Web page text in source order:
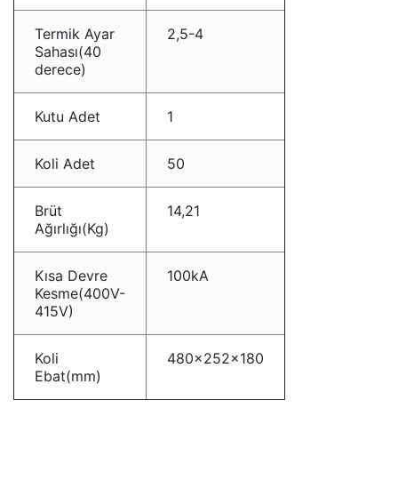
Termik Ayar
Sahası(40
derece)
2,5-4
Kutu Adet 1
Koli Adet 50
Brüt
Ağırlığı(Kg)
14,21
Kısa Devre
Kesme(400V-
415V)
100kA
Koli
Ebat(mm)
480×252×180